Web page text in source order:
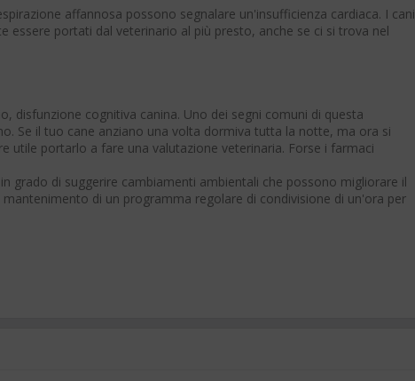
affannosa possono segnalare un'insufficienza cardiaca. I cani
essere portati dal veterinario al più presto, anche se ci si trova nel
disfunzione cognitiva canina. Uno dei segni comuni di questa
Se il tuo cane anziano una volta dormiva tutta la notte, ma ora si
utile portarlo a fare una valutazione veterinaria. Forse i farmaci
grado di suggerire cambiamenti ambientali che possono migliorare il
di un programma regolare di condivisione di un'ora per